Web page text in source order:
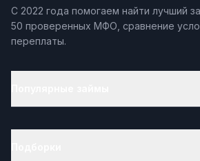
С 2022 года помогаем найти лучший
50 проверенных МФО, сравнение
переплаты.